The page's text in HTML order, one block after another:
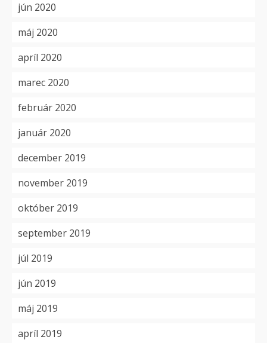
jún 2020
máj 2020
apríl 2020
marec 2020
február 2020
január 2020
december 2019
november 2019
október 2019
september 2019
júl 2019
jún 2019
máj 2019
apríl 2019